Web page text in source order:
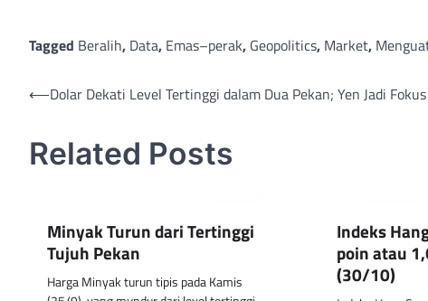
Tagged Beralih, Data, Emas–perak, Geopolitics, Market,
Post
⟵Dolar Dekati Level Tertinggi dalam Dua Pekan; Yen Jadi Fokus
Related Posts
Minyak Turun dari Tertinggi
Tujuh Pekan
Harga Minyak turun tipis pada Kamis
Indeks
poin atau
(30/10)